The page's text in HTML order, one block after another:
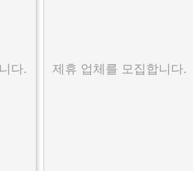
다. 제휴 업체를 모집합니다.